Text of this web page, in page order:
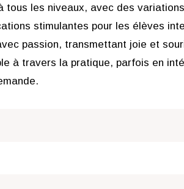
tous les niveaux, avec des
stimulantes pour les élèves
passion, transmettant joie et
à travers la pratique, parfois en